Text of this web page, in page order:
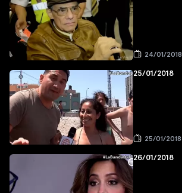
24/01/2018
25/01/2018
25/01/2018
26/01/2018